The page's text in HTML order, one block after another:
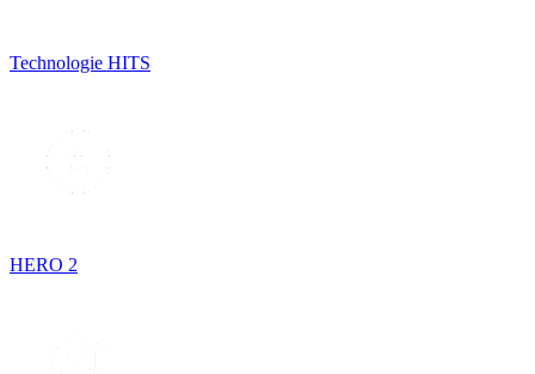
Technologie HITS
HERO 2